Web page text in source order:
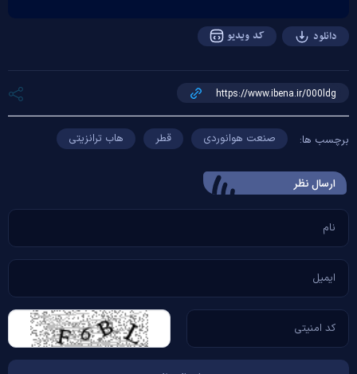
دانلود کد ویدیو
برچسب ها: صنعت هوانوردی قطر هاب ترانزیتی
ارسال‌ نظر